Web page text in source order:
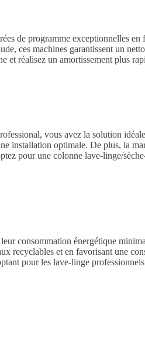
de programme exceptionnelles en
ces machines garantissent un
et réalisez un amortissement plus
vous avez la solution
installation optimale. De plus, la
pour une colonne lave-linge/
consommation énergétique
recyclables et en favorisant une
pour les lave-linge